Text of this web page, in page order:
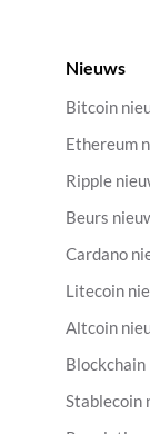
Nieuws
Bitcoin
Ethereum
Ripple
Beurs
Cardano
Litecoin
Altcoin
Blockchain
Stablecoin